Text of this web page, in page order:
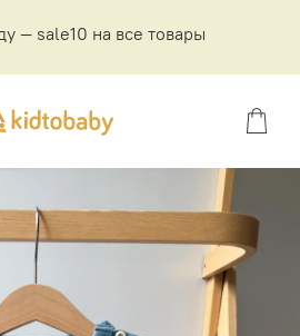
— sale10 на все товары